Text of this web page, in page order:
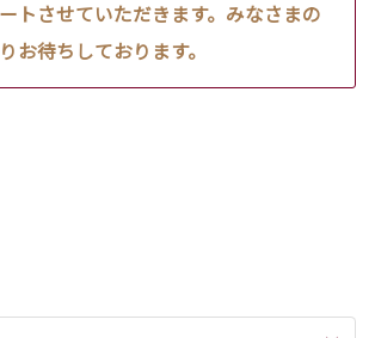
トさせていただきます。みなさまの
お待ちしております。